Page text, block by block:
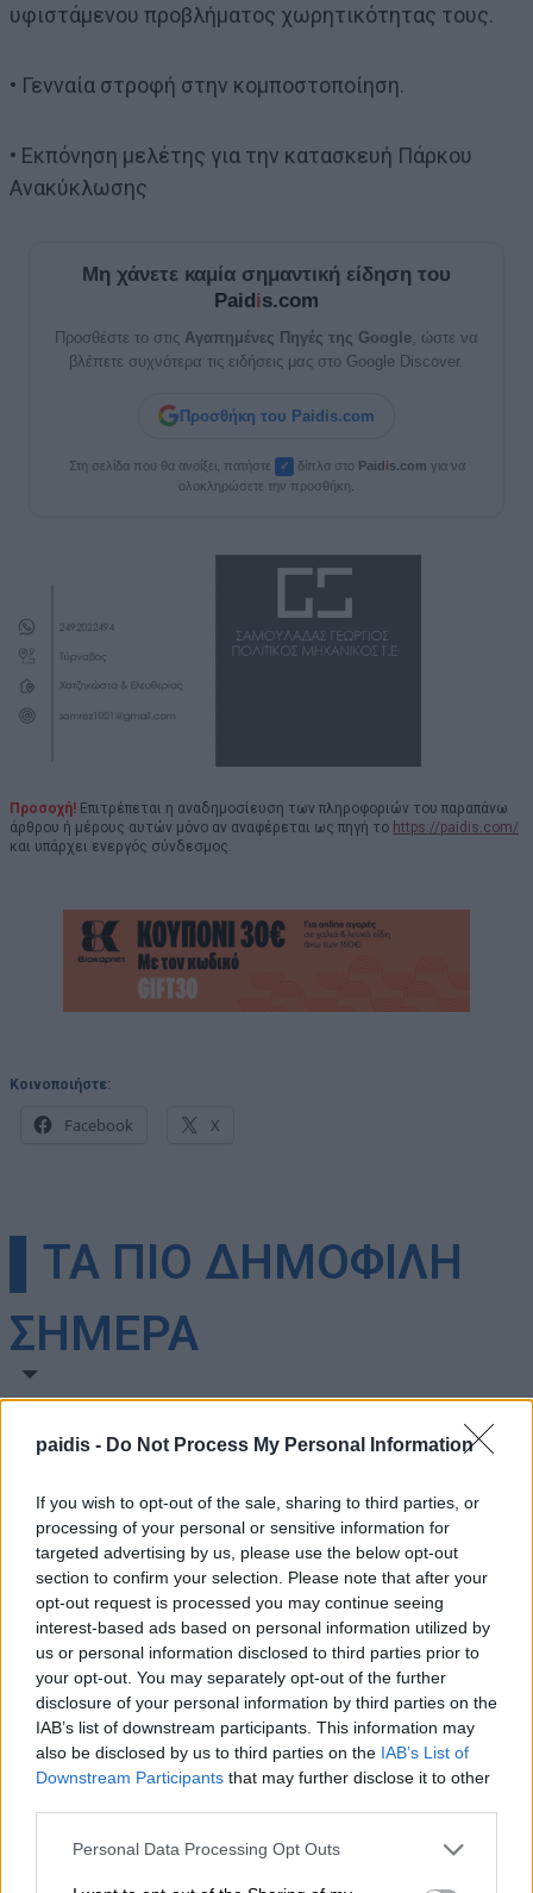
paidis - Do Not Process My Personal Information
If you wish to opt-out of the sale, sharing to third parties, or
processing of your personal or sensitive information for
targeted advertising by us, please use the below opt-out
section to confirm your selection. Please note that after your
opt-out request is processed you may continue seeing
interest-based ads based on personal information utilized by
us or personal information disclosed to third parties prior to
your opt-out. You may separately opt-out of the further
disclosure of your personal information by third parties on the
IAB’s list of downstream participants. This information may
also be disclosed by us to third parties on the IAB’s List of
Downstream Participants that may further disclose it to other
Personal Data Processing Opt Outs
υφιστάμενου προβλήματος χωρητικότητας τους.
• Γενναία στροφή στην κομποστοποίηση.
• Εκπόνηση μελέτης για την κατασκευή Πάρκου
Ανακύκλωσης
Μη χάνετε καμία σημαντική είδηση του
Paidis.com
Προσθέστε το στις Αγαπημένες Πηγές της Google , ώστε να
βλέπετε συχνότερα τις ειδήσεις μας στο Google Discover.
Προσθήκη του Paidis.com
Στη σελίδα που θα ανοίξει, πατήστε ✓ δίπλα στο Paidis.com για να
ολοκληρώσετε την προσθήκη.
Προσοχή! Επιτρέπεται η αναδημοσίευση των πληροφοριών του παραπάνω
άρθρου ή μέρους αυτών μόνο αν αναφέρεται ως πηγή το https://paidis.com/
και υπάρχει ενεργός σύνδεσμος.
Κοινοποιήστε:
Facebook X
▌ΤΑ ΠΙΟ ΔΗΜΟΦΙΛΗ
ΣΗΜΕΡΑ
Συναγερμός στη Βουλγαρία: Drone
αγνώστου προέλευσης εξερράγη
κοντά σε μεγάλο αγωγό φυσικού
αερίου